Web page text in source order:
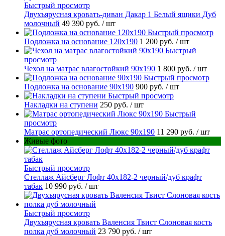
Быстрый просмотр
Двухъярусная кровать-диван Дакар 1 Белый ящики Дуб
молочный 49 390 руб. / шт
Быстрый просмотр
Подложка на основание 120х190 1 200 руб. / шт
Быстрый
просмотр
Чехол на матрас влагостойкий 90х190 1 800 руб. / шт
Быстрый просмотр
Подложка на основание 90х190 900 руб. / шт
Быстрый просмотр
Накладки на ступени 250 руб. / шт
Быстрый
просмотр
Матрас ортопедический Люкс 90х190 11 290 руб. / шт
Живые фото
Быстрый просмотр
Стеллаж Айсберг Лофт 40х182-2 черный/дуб крафт
табак 10 990 руб. / шт
Быстрый просмотр
Двухъярусная кровать Валенсия Твист Слоновая кость
полка дуб молочный 23 790 руб. / шт